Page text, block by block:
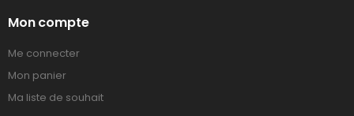
Mon compte
Me connecter
Mon panier
Ma liste de souhait